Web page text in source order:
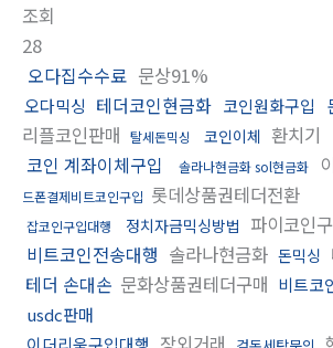
조회
28
오다집수수료 문상91%
오다믹싱 테더코인현금화 코인원화구입
리플코인판매 탈세돈믹싱 코인이체 환치기
코인 계좌이체구입
솔라나현금화 sol현금화
드폰결제비트코인구입 롯데상품권테더전환
잡코인구입대행 정치자금믹싱방법 파이코인
비트코인전송대행 솔라나현금화 돈믹싱
테더 손대손 문화상품권테더구매 비트코
usdc판매